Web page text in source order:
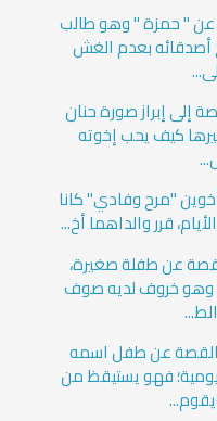
" حمزة " وهو طالب
أصدقائه بعدم الغش
إبراز صورة حنان
كيف يحب إخوته
"مرح وفادي" كانا
قرر والداهما أخ...
عن طفلة صغيرة،
وهو خروف لديه صوف
عن طفل اسمه
فهو يستيقظ من